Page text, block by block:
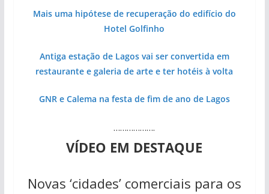
Mais uma hipótese de recuperação do edifício do
Hotel Golfinho
Antiga estação de Lagos vai ser convertida em
restaurante e galeria de arte e ter hotéis à volta
GNR e Calema na festa de fim de ano de Lagos
……………….
VÍDEO EM DESTAQUE
Novas ‘cidades’ comerciais para os